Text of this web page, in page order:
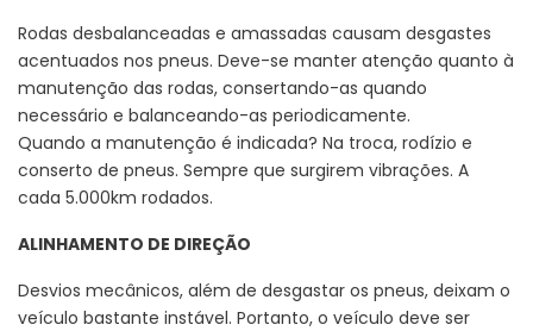
Rodas desbalanceadas e amassadas causam desgastes
acentuados nos pneus. Deve-se manter atenção quanto à
manutenção das rodas, consertando-as quando
necessário e balanceando-as periodicamente.
Quando a manutenção é indicada? Na troca, rodízio e
conserto de pneus. Sempre que surgirem vibrações. A
cada 5.000km rodados.
ALINHAMENTO DE DIREÇÃO
Desvios mecânicos, além de desgastar os pneus, deixam o
veículo bastante instável. Portanto, o veículo deve ser